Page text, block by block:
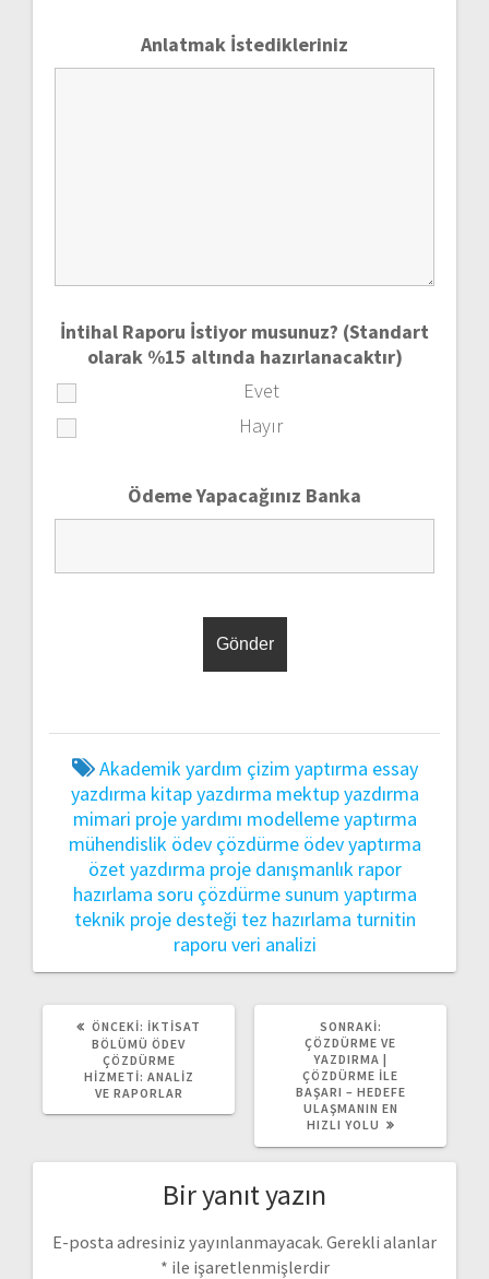
Anlatmak İstedikleriniz
İntihal Raporu İstiyor musunuz? (Standart
olarak %15 altında hazırlanacaktır)
Evet
Hayır
Ödeme Yapacağınız Banka
Akademik yardım çizim yaptırma essay
yazdırma kitap yazdırma mektup yazdırma
mimari proje yardımı modelleme yaptırma
mühendislik ödev çözdürme ödev yaptırma
özet yazdırma proje danışmanlık rapor
hazırlama soru çözdürmesunum yaptırma
teknik proje desteği tez hazırlama turnitin
raporu veri analizi
ÖNCEKI: ÖNCEKI
YAZI:
İKTISAT
BÖLÜMÜ ÖDEV
ÇÖZDÜRME
HIZMETI: ANALIZ
VE RAPORLAR
SONRAKI:
YAZI:
ÇÖZDÜRME VE
YAZDIRMA |
ÇÖZDÜRME İLE
BAŞARI – HEDEFE
ULAŞMANIN EN
HIZLI YOLU
Bir yanıt yazın
E-posta adresiniz yayınlanmayacak. Gerekli alanlar
* ile işaretlenmişlerdir